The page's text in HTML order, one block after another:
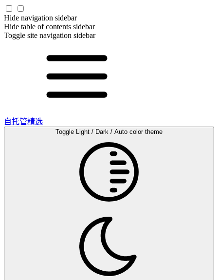
Hide navigation sidebar
Hide table of contents sidebar
Toggle site navigation sidebar
自托管精选
Toggle Light / Dark / Auto color theme